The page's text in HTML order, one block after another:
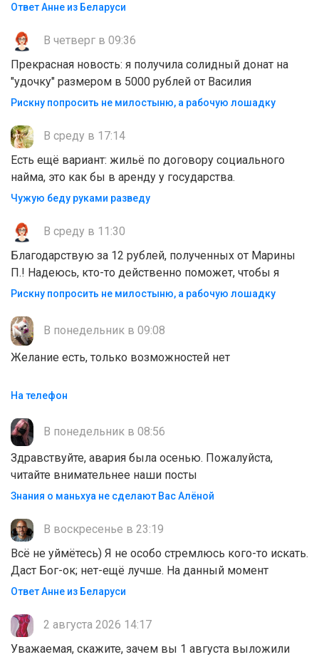
Ответ Анне из Беларуси
В четверг в 09:36
Прекрасная новость: я получила солидный донат на
"удочку" размером в 5000 рублей от Василия
Рискну попросить не милостыню, а рабочую лошадку
В среду в 17:14
Есть ещё вариант: жильё по договору социального
найма, это как бы в аренду у государства.
Чужую беду руками разведу
В среду в 11:30
Благодарствую за 12 рублей, полученных от Марины
П.! Надеюсь, кто-то действенно поможет, чтобы я
Рискну попросить не милостыню, а рабочую лошадку
В понедельник в 09:08
Желание есть, только возможностей нет
На телефон
В понедельник в 08:56
Здравствуйте, авария была осенью. Пожалуйста,
читайте внимательнее наши посты
Знания о маньхуа не сделают Вас Алëной
В воскресенье в 23:19
Всё не уймётесь) Я не особо стремлюсь кого-то искать.
Даст Бог-ок; нет-ещё лучше. На данный момент
Ответ Анне из Беларуси
2 августа 2026 14:17
Уважаемая, скажите, зачем вы 1 августа выложили